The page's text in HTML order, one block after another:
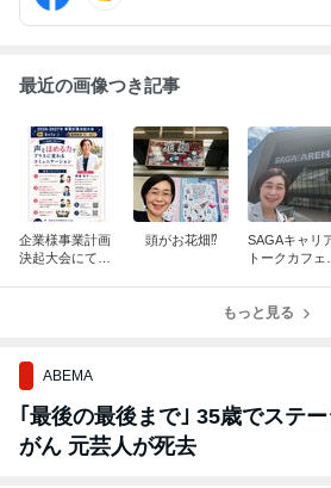
最近の画像つき記事
企業様事業計画
決起大会にて講
頭がお花畑⁉️
SAGAキャリ
トークカフェ＆
もっと見る
ABEMA
｢最後の最後まで｣ 35歳でステ
がん 元芸人が死去